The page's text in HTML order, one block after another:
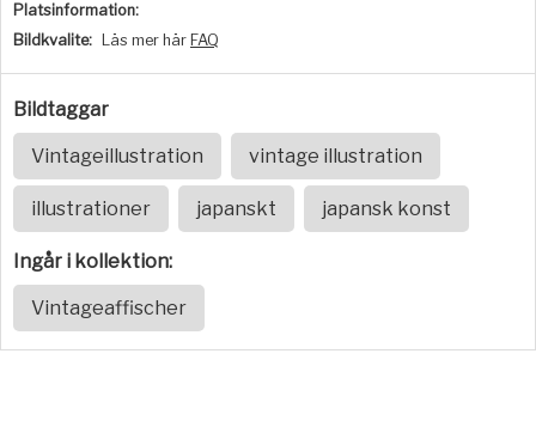
Platsinformation:
Bildkvalite:
Läs mer här FAQ
Bildtaggar
Vintageillustration vintage illustration
illustrationer japanskt japansk konst
Ingår i kollektion:
Vintageaffischer